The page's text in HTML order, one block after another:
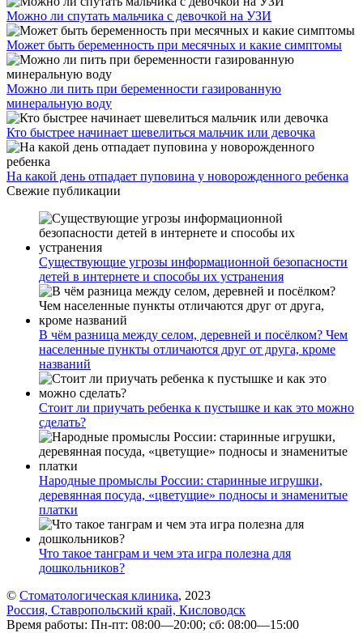
Можно ли спутать мальчика с девочкой на УЗИ
Может быть беременность при месячных и какие симптомы
Можно ли пить при беременности газированную
минеральную воду
Кто быстрее начинает шевелиться мальчик или девочка
На какой день отпадает пуповина у новорожденного ребенка
Свежие публикации
Существующие угрозы информационной безопасности
детей в интернете и способы их устранения
В чём разница между селом, деревней и посёлком? Чем
населенные пункты отличаются друг от друга, кроме
названий
Стоит ли приучать ребенка к пустышке и как это можно
сделать?
Народные промыслы России: старинные игрушки,
деревянная посуда, «цветущие» подносы и знаменитые
платки
Что такое танграм и чем эта игра полезна для
дошкольников?
© Стоматологическая клиника, 2023
Россия, Ставропольский край, Кисловодск
Время работы: Пн-пт: 08:00—20:00; сб: 08:00—15:00